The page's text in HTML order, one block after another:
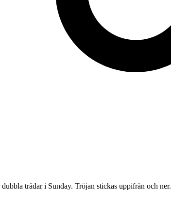
trådar i Sunday. Tröjan stickas uppifrån och ner.